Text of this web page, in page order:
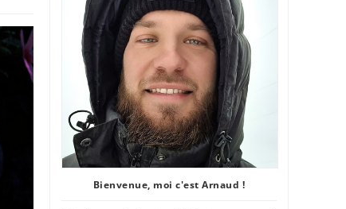
Bienvenue, moi c'est Arnaud !